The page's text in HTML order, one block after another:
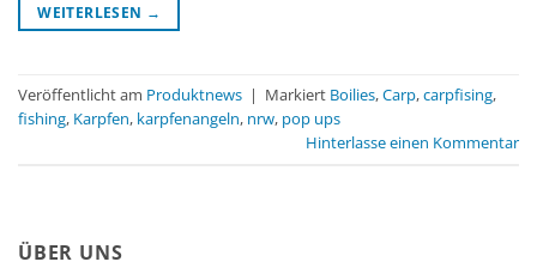
WEITERLESEN →
Veröffentlicht am Produktnews | Markiert Boilies,Carp,carpfising,
fishing, Karpfen, karpfenangeln, nrw, pop ups
Hinterlasse einen Kommentar
ÜBER UNS